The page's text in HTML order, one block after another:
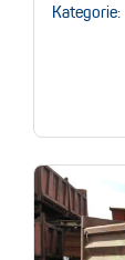
Kategorie: